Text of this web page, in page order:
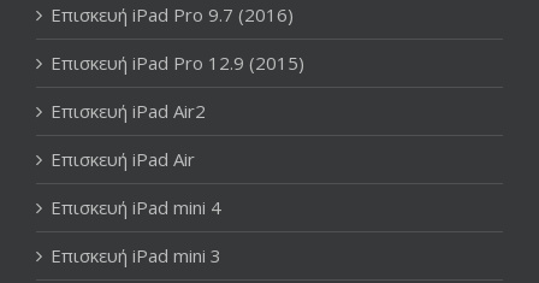
Επισκευή iPad Pro 9.7 (2016)
Επισκευή iPad Pro 12.9 (2015)
Επισκευή iPad Air2
Επισκευή iPad Air
Επισκευή iPad mini 4
Επισκευή iPad mini 3